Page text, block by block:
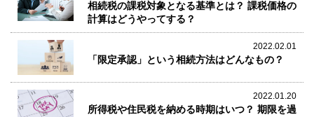
相続税の課税対象となる基準とは？ 課税価格の
計算はどうやってする？
2022.02.01
「限定承認」という相続方法はどんなもの？
2022.01.20
所得税や住民税を納める時期はいつ？ 期限を過